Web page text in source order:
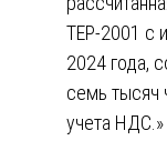
ТЕР-2001 с
2024 года,
семь тысяч
учета НДС.»